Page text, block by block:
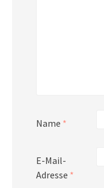
Name *
E-Mail-
Adresse *